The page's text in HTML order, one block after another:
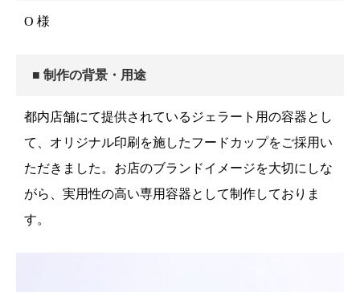
O 様
■ 制作の背景・用途
都内店舗にて提供されているジェラート用の容器とし
て、オリジナル印刷を施したフードカップをご採用い
ただきました。お店のブランドイメージを大切にしな
がら、実用性の高い専用容器として制作しておりま
す。